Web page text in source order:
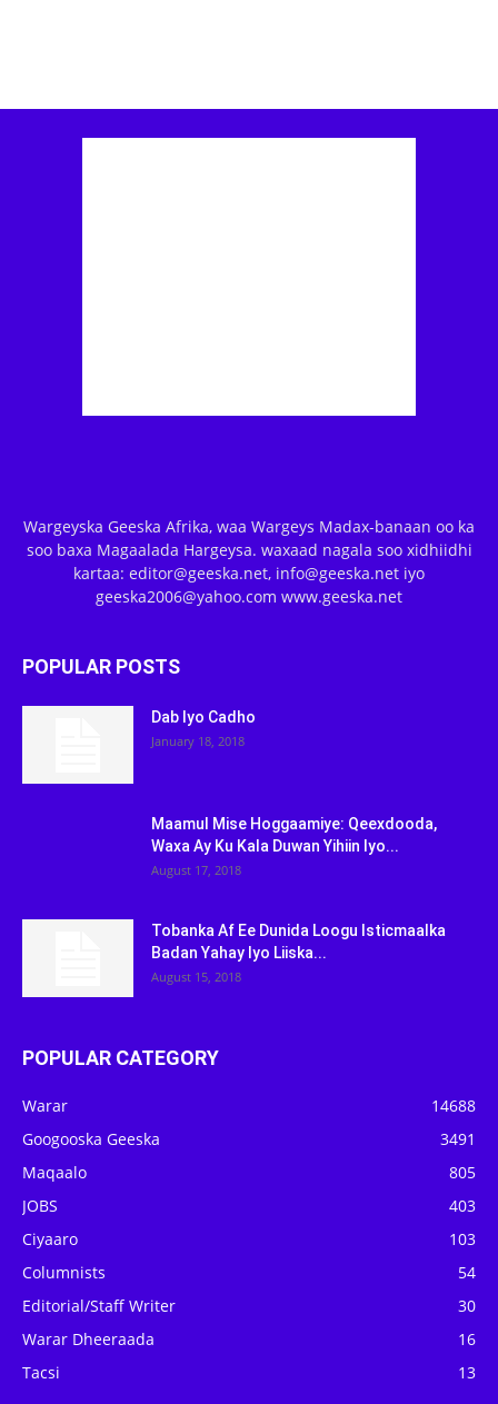
Wargeyska Geeska Afrika, waa Wargeys Madax-banaan oo ka
soo baxa Magaalada Hargeysa. waxaad nagala soo xidhiidhi
kartaa: editor@geeska.net, info@geeska.net iyo
geeska2006@yahoo.com www.geeska.net
POPULAR POSTS
Dab Iyo Cadho
January 18, 2018
Maamul Mise Hoggaamiye: Qeexdooda,
Waxa Ay Ku Kala Duwan Yihiin Iyo...
August 17, 2018
Tobanka Af Ee Dunida Loogu Isticmaalka
Badan Yahay Iyo Liiska...
August 15, 2018
POPULAR CATEGORY
Warar
14688
Googooska Geeska
3491
Maqaalo
805
JOBS
403
Ciyaaro
103
Columnists
54
Editorial/Staff Writer
30
Warar Dheeraada
16
Tacsi
13